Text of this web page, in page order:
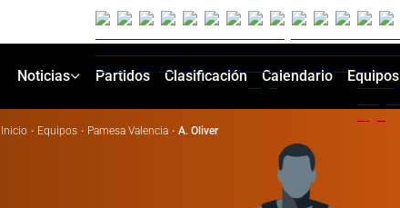
Noticias Partidos Clasificación Calendario Equipos
Inicio · Equipos · Pamesa Valencia · A. Oliver